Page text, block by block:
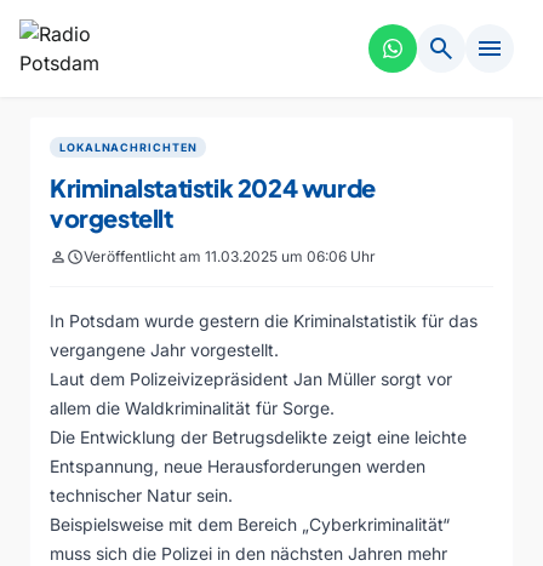
search menu
LOKALNACHRICHTEN
Kriminalstatistik 2024 wurde
vorgestellt
personscheduleVeröffentlicht am 11.03.2025 um 06:06 Uhr
In Potsdam wurde gestern die Kriminalstatistik für das
vergangene Jahr vorgestellt.
Laut dem Polizeivizepräsident Jan Müller sorgt vor
allem die Waldkriminalität für Sorge.
Die Entwicklung der Betrugsdelikte zeigt eine leichte
Entspannung, neue Herausforderungen werden
technischer Natur sein.
Beispielsweise mit dem Bereich „Cyberkriminalität“
muss sich die Polizei in den nächsten Jahren mehr